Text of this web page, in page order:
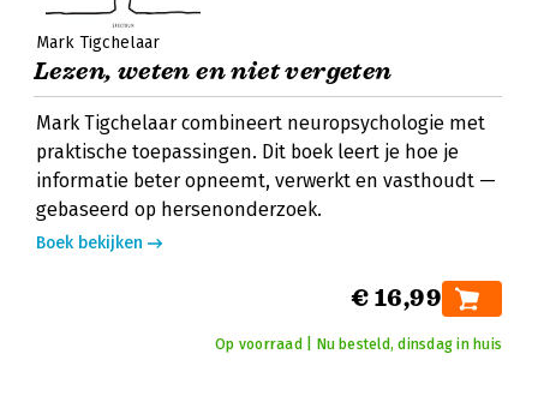
Mark Tigchelaar
Lezen, weten en niet vergeten
Mark Tigchelaar combineert neuropsychologie met
praktische toepassingen. Dit boek leert je hoe je
informatie beter opneemt, verwerkt en vasthoudt —
gebaseerd op hersenonderzoek.
Boek bekijken
€ 16,99
Op voorraad | Nu besteld, dinsdag in huis